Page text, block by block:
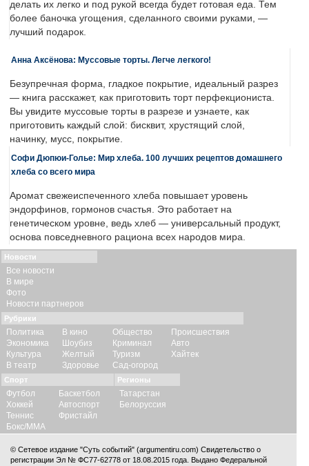
делать их легко и под рукой всегда будет готовая еда. Тем
более баночка угощения, сделанного своими руками, —
лучший подарок.
Анна Аксёнова: Муссовые торты. Легче легкого!
Безупречная форма, гладкое покрытие, идеальный разрез
— книга расскажет, как приготовить торт перфекциониста.
Вы увидите муссовые торты в разрезе и узнаете, как
приготовить каждый слой: бисквит, хрустящий слой,
начинку, мусс, покрытие.
Софи Дюпюи-Голье: Мир хлеба. 100 лучших рецептов домашнего
хлеба со всего мира
Аромат свежеиспеченного хлеба повышает уровень
эндорфинов, гормонов счастья. Это работает на
генетическом уровне, ведь хлеб — универсальный продукт,
основа повседневного рациона всех народов мира.
Новости
Все новости
В мире
Фото
Новости партнеров
Рубрики
Политика
Экономика
Культура
В театр
В кино
Шоубиз
Желтый
Здоровье
Общество
Криминал
Туризм
Сад-огород
Происшествия
Авто
Хайтек
Спорт
Футбол
Хоккей
Теннис
Бокс/ММА
Баскетбол
Автоспорт
Фристайл
Регионы
Татарстан
Белоруссия
© Сетевое издание "Суть событий" (argumentiru.com) Свидетельство о
регистрации Эл № ФС77-62778 от 18.08.2015 года. Выдано Федеральной